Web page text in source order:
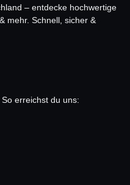
– entdecke hochwertige
mehr. Schnell, sicher &
erreichst du uns: